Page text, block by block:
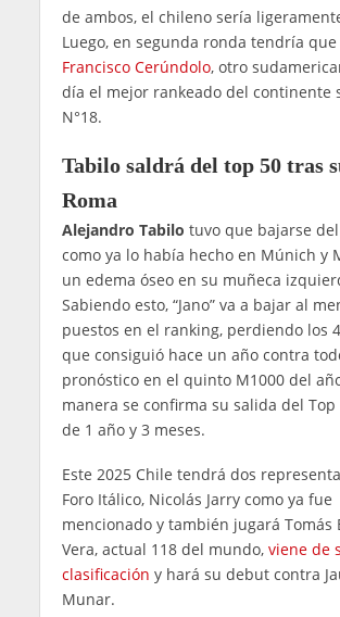
de ambos, el chileno sería
Luego, en segunda ronda tendría
Francisco Cerúndolo, otro
día el mejor rankeado del continente
N°18.
Tabilo saldrá del top 50 tras
Roma
Alejandro Tabilo tuvo que bajarse
como ya lo había hecho en Múnich y
un edema óseo en su muñeca
Sabiendo esto, “Jano” va a bajar al
puestos en el ranking, perdiendo los
que consiguió hace un año contra
pronóstico en el quinto M1000 del
manera se confirma su salida del Top
de 1 año y 3 meses.
Este 2025 Chile tendrá dos
Foro Itálico, Nicolás Jarry como ya fue
mencionado y también jugará Tomás
Vera, actual 118 del mundo, viene de
clasificación y hará su debut contra
Munar.